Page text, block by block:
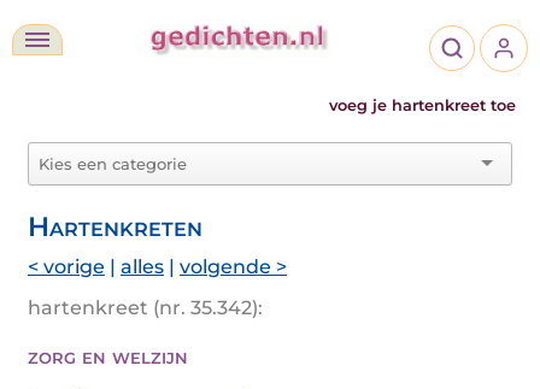
voeg je hartenkreet toe
Hartenkreten
< vorige | alles | volgende >
hartenkreet (nr. 35.342):
zorg en welzijn